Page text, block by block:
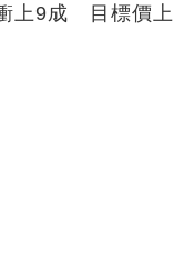
上9成 目標價上